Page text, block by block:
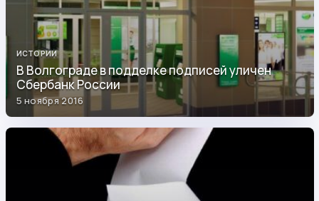
ИСТОРИИ
В Волгограде в подделке подписей уличен
Сбербанк России
5 ноября 2016